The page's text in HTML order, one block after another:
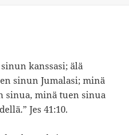
kanssasi; älä
sinun Jumalasi; minä
sinua, minä tuen sinua
Jes 41:10.